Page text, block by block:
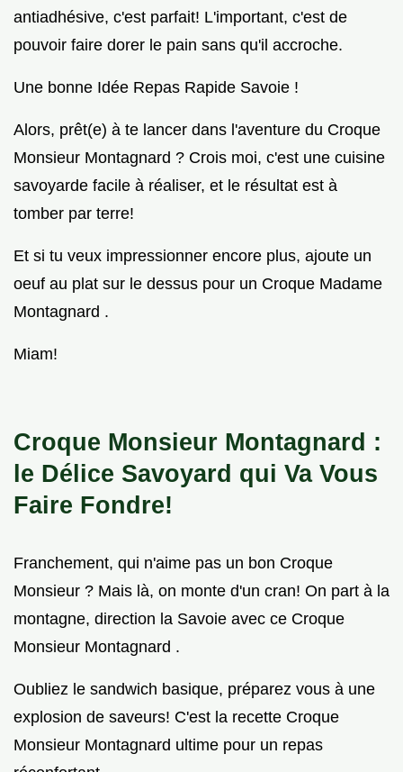
antiadhésive, c'est parfait! L'important, c'est de
pouvoir faire dorer le pain sans qu'il accroche.
Une bonne Idée Repas Rapide Savoie !
Alors, prêt(e) à te lancer dans l'aventure du Croque
Monsieur Montagnard ? Crois moi, c'est une cuisine
savoyarde facile à réaliser, et le résultat est à
tomber par terre!
Et si tu veux impressionner encore plus, ajoute un
oeuf au plat sur le dessus pour un Croque Madame
Montagnard .
Miam!
Croque Monsieur Montagnard :
le Délice Savoyard qui Va Vous
Faire Fondre!
Franchement, qui n'aime pas un bon Croque
Monsieur ? Mais là, on monte d'un cran! On part à la
montagne, direction la Savoie avec ce Croque
Monsieur Montagnard .
Oubliez le sandwich basique, préparez vous à une
explosion de saveurs! C'est la recette Croque
Monsieur Montagnard ultime pour un repas